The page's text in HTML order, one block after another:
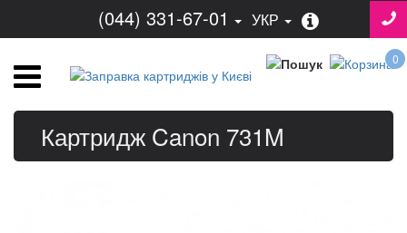
(044) 331-67-01 УКР
0
Картридж Canon 731M